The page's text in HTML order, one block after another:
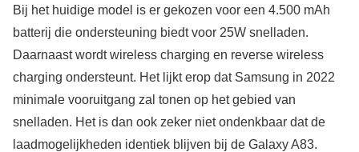
Bij het huidige model is er gekozen voor een 4.500 mAh
batterij die ondersteuning biedt voor 25W snelladen.
Daarnaast wordt wireless charging en reverse wireless
charging ondersteunt. Het lijkt erop dat Samsung in 2022
minimale vooruitgang zal tonen op het gebied van
snelladen. Het is dan ook zeker niet ondenkbaar dat de
laadmogelijkheden identiek blijven bij de Galaxy A83.